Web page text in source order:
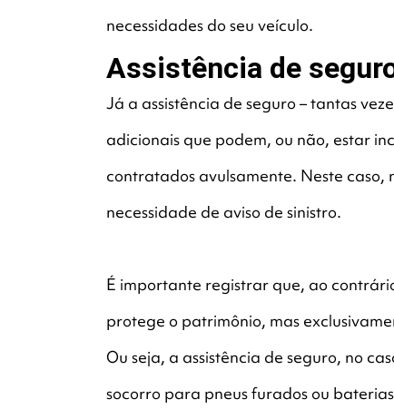
necessidades do seu veículo.
Assistência de
Já a assistência de seguro – tantas
adicionais que podem, ou não, estar
contratados avulsamente. Neste caso,
necessidade de aviso de sinistro.
É importante registrar que, ao
protege o patrimônio, mas
Ou seja, a assistência de seguro, no
socorro para pneus furados ou